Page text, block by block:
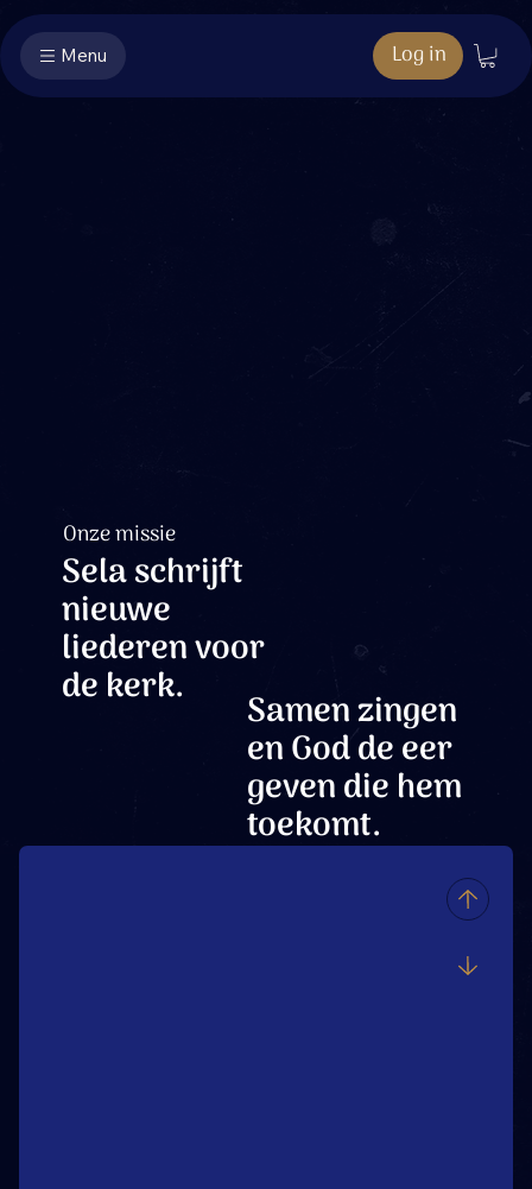
Menu Log in
Samen zingen
en God de eer
geven die hem
toekomt.
Onze missie
Sela schrijft
nieuwe
liederen voor
de kerk.